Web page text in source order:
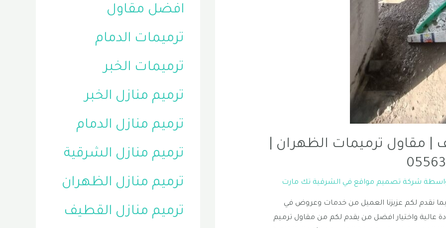
مقاول ترميمات الظهران |
شركة تصميم مواقع في الشرقية تك مارت
نقدم لكم عزيزنا العميل من خدمات وعروض في
عالية واختيار افضل من يقدم لكم من مقاول ترميم
افضل مقاول
ترميمات الدمام
ترميمات الخبر
ترميم منازل الخبر
ترميم منازل الدمام
ترميم منازل الشرقية
ترميم منازل الظهران
ترميم منازل القطيف